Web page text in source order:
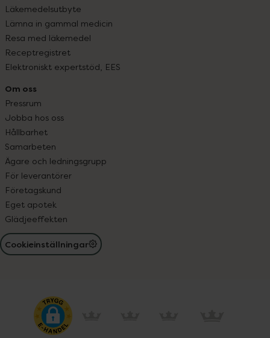
Läkemedelsutbyte
Lämna in gammal medicin
Resa med läkemedel
Receptregistret
Elektroniskt expertstöd, EES
Om oss
Pressrum
Jobba hos oss
Hållbarhet
Samarbeten
Ägare och ledningsgrupp
För leverantörer
Företagskund
Eget apotek
Glädjeeffekten
Cookieinställningar